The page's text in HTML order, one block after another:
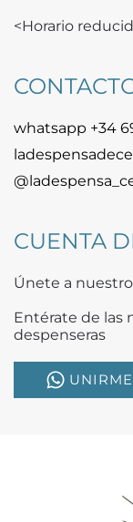
<Horario
whatsapp +34
CUENTA
Únete a
Entérate de las
despenseras